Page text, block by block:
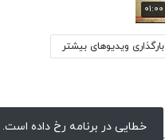
۰۱:۰۰
بارگذاری ویدیوهای بیشتر
لوگوی نماشا تبلیغات گزارش تخلف
خطایی در برنامه رخ داده است.